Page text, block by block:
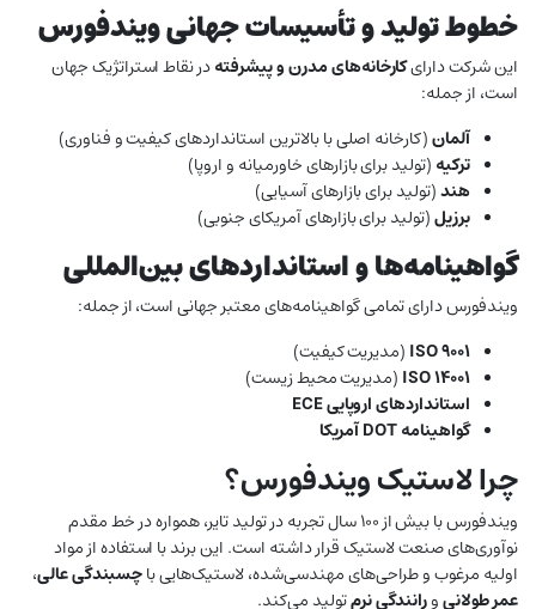
خطوط تولید و تأسیسات جهانی ویندفورس
این شرکت دارایکارخانه‌های مدرن و پیشرفتهدر نقاط استراتژیک جهان
است، از جمله:
آلمان(کارخانه اصلی با بالاترین استانداردهای کیفیت و فناوری)
ترکیه (تولید برای بازارهای خاورمیانه و اروپا)
هند(تولید برای بازارهای آسیایی)
برزیل(تولید برای بازارهای آمریکای جنوبی)
گواهینامه‌ها و استانداردهای بین‌المللی
ویندفورس دارای تمامی گواهینامه‌های معتبر جهانی است، از جمله:
ISO 9001 (مدیریت کیفیت)
ISO 14001 (مدیریت محیط زیست)
استانداردهای اروپایی ECE
گواهینامه DOT آمریکا
چرا لاستیک ویندفورس؟
ویندفورس با بیش از ۱۰۰ سال تجربه در تولید تایر، همواره در خط مقدم
نوآوری‌های صنعت لاستیک قرار داشته است. این برند با استفاده از مواد
اولیه مرغوب و طراحی‌های مهندسی‌شده، لاستیک‌هایی باچسبندگی عالی،
عمر طولانیورانندگی نرمتولید می‌کند.